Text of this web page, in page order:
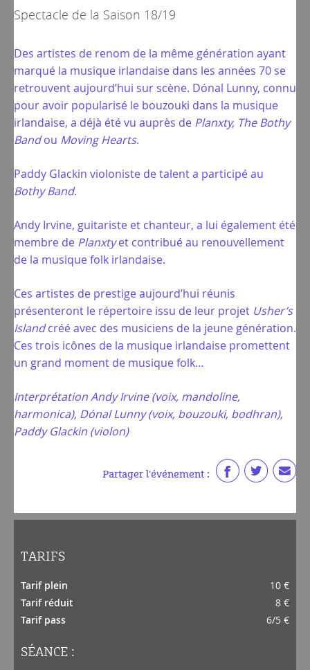
Spectacle de la Saison 18/19
Des artistes de renom de la même génération ayant
marqué la musique irlandaise dans les années 70 se
retrouvent aujourd’hui sur scène. Dónal Lunny, connu
pour avoir popularisé le bouzouki dans la musique
irlandaise, a déjà été vu auprès de Planxty, The Bothy
Bandou Moving Hearts.
Paddy Glackin violoniste de talent a participé au
Bothy Band.
Andy Irvine, guitariste et chanteur, a lui également été
membre de Planxtyet contribué au renouvellement
de la musique folk irlandaise.
Ces artistes de prestige aujourd’hui réunis
présenteront le répertoire issu de leur projet Usher’s
Islandcréé avec des musiciens de la jeune génération.
Ces trois icônes de la musique irlandaise promettent
un grand moment de musique folk…
Interprétation Andy Irvine (voix, mandoline,
harmonica), Dónal Lunny (voix, bouzouki, bodhran),
Paddy Glackin (violon)
Partager l'événement :
TARIFS
Tarif plein
10 €
Tarif réduit
8 €
Tarif pass
6/5 €
SÉANCE :